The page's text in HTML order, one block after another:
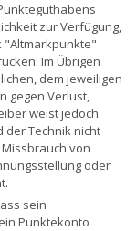
zur Verfügung,
"Altmarkpunkte"
Im Übrigen
dem jeweiligen
gegen Verlust,
weist jedoch
der Technik nicht
von
oder
sein
Punktekonto